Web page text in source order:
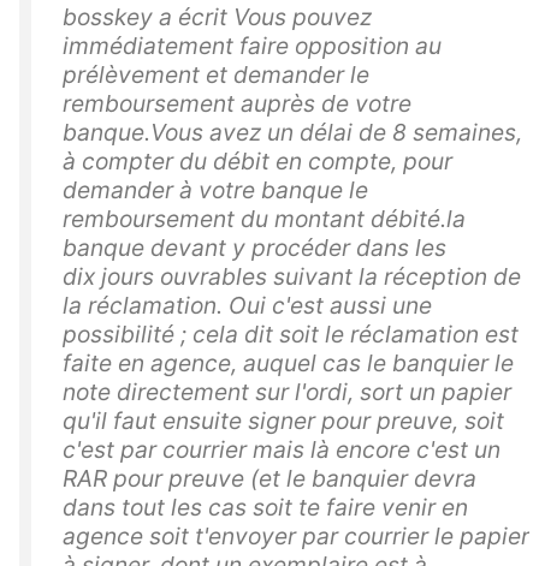
bosskey a écrit Vous pouvez
immédiatement faire opposition au
prélèvement et demander le
remboursement auprès de votre
banque.Vous avez un délai de 8 semaines,
à compter du débit en compte, pour
demander à votre banque le
remboursement du montant débité.la
banque devant y procéder dans les
dix jours ouvrables suivant la réception de
la réclamation. Oui c'est aussi une
possibilité ; cela dit soit le réclamation est
faite en agence, auquel cas le banquier le
note directement sur l'ordi, sort un papier
qu'il faut ensuite signer pour preuve, soit
c'est par courrier mais là encore c'est un
RAR pour preuve (et le banquier devra
dans tout les cas soit te faire venir en
agence soit t'envoyer par courrier le papier